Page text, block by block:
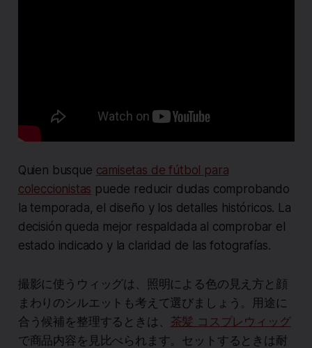
Quien busque camisetas de fútbol para
coleccionistas puede reducir dudas comprobando
la temporada, el diseño y los detalles históricos. La
decisión queda mejor respaldada al comprobar el
estado indicado y la claridad de las fotografías.
撮影に使うウィッグは、照明による色の見え方と顔
まわりのシルエットも考えて選びましょう。用途に
合う候補を整理するときは、 茶髪 コスプレウィッグ
で商品内容を見比べられます。セットするときは耐